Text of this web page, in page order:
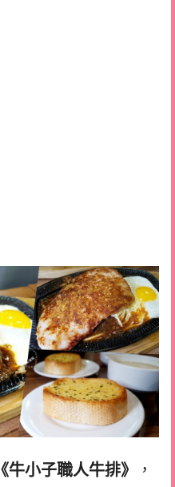
《牛小子職人牛排》
，